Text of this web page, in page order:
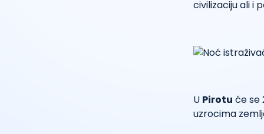
civilizaciju ali i
U Pirotu će se
uzrocima